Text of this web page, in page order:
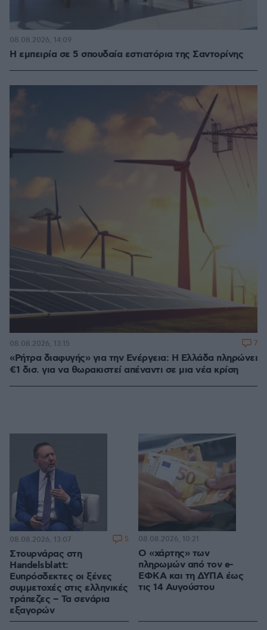
Η εμπειρία σε 5 σπουδαία εστιατόρια της Σαντορίνης
08.08.2026, 14:09
«Ρήτρα διαφυγής» για την Ενέργεια: Η Ελλάδα πληρώνει
€1 δισ. για να θωρακιστεί απέναντι σε μια νέα κρίση
08.08.2026, 13:15 7
Στουρνάρας στη
Handelsblatt:
Ευπρόσδεκτες οι ξένες
συμμετοχές στις ελληνικές
τράπεζες – Τα σενάρια
εξαγορών
08.08.2026, 13:07 5
Ο «χάρτης» των
πληρωμών από τον e-
ΕΦΚΑ και τη ΔΥΠΑ έως
τις 14 Αυγούστου
08.08.2026, 10:21